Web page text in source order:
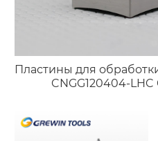
Пластины для
CNGG120404-LHC